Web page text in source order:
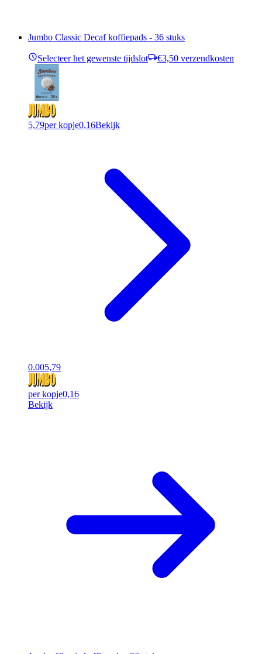
Jumbo Classic Decaf koffiepads - 36 stuks
Selecteer het gewenste tijdslot €3,50 verzendkosten
5,79per kopje0,16Bekijk
0.005,79
per kopje0,16
Bekijk